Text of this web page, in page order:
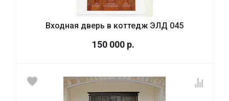
Входная дверь в коттедж ЭЛД 045
150 000 р.